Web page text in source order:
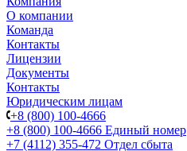
О компании
Команда
Контакты
Лицензии
Документы
Контакты
Юридическим лицам
+8 (800) 100-4666
+8 (800) 100-4666 Единый номер
+7 (4112) 355-472 Отдел сбыта